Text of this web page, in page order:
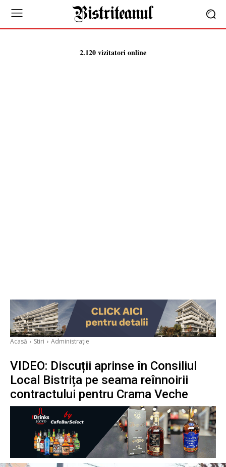
2.120 vizitatori online
Acasă Stiri Administrație
VIDEO: Discuții aprinse în Consiliul
Local Bistrița pe seama reînnoirii
contractului pentru Crama Veche